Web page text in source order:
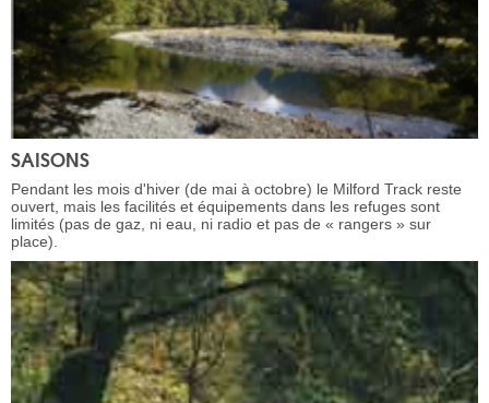
SAISONS
Pendant les mois d'hiver (de mai à octobre) le Milford Track reste
ouvert, mais les facilités et équipements dans les refuges sont
limités (pas de gaz, ni eau, ni radio et pas de « rangers » sur
place).